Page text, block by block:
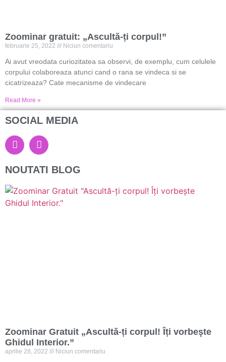
Zoominar gratuit: „Ascultă-ți corpul!”
februarie 25, 2022 Niciun comentariu
Ai avut vreodata curiozitatea sa observi, de exemplu, cum celulele
corpului colaboreaza atunci cand o rana se vindeca si se
cicatrizeaza? Cate mecanisme de vindecare
Read More »
SOCIAL MEDIA
NOUTATI BLOG
Zoominar Gratuit „Ascultă-ți corpul! Îți vorbeşte
Ghidul Interior.”
aprilie 28, 2022 Niciun comentariu